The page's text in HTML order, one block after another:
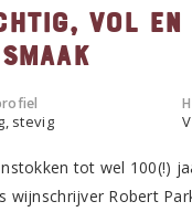
vol
stevig
tot wel 100(!)
wijnschrijver Robert